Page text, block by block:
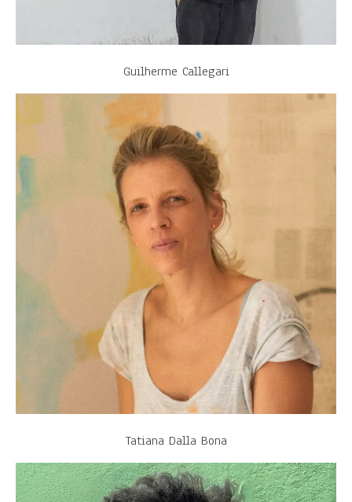
Guilherme Callegari
Tatiana Dalla Bona